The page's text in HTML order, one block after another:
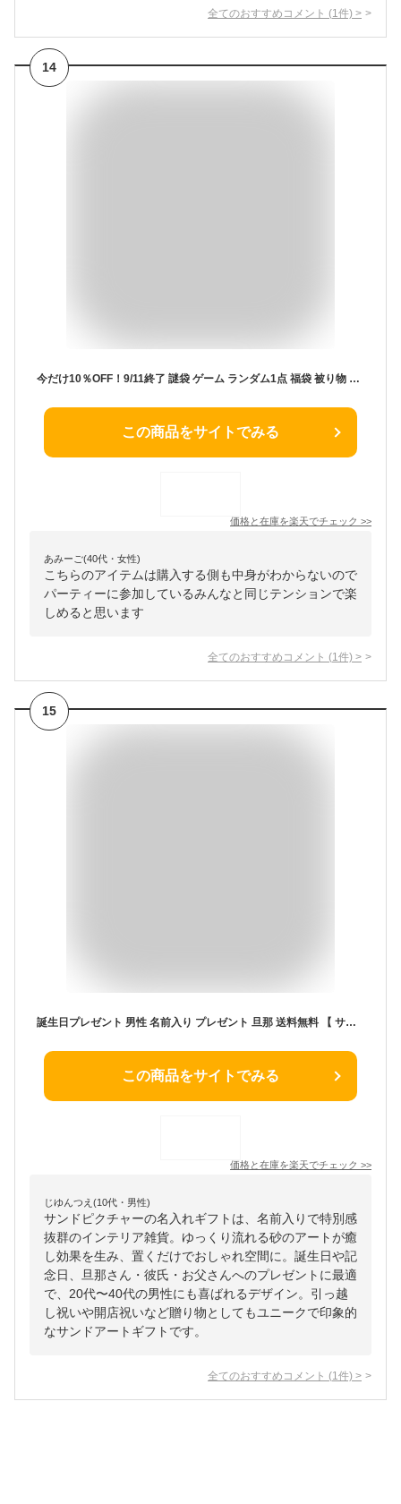
全てのおすすめコメント (1 件) >
14
今だけ10％OFF！9/11終了 謎袋 ゲーム ランダム1点 福袋 被り物 おもしろグッズ コスプレ 衣装 面白い パーティーゲーム ゲーム 宴会ゲーム 誕生日プレゼント 男性 玩具 おもちゃ おもしろ パーティーグッズ ドッキリ グッズ どっきり 悪ふざけ
この商品をサイトでみる
価格と在庫を楽天でチェック >>
あみーご(40代・女性)
こちらのアイテムは購入する側も中身がわからないので
パーティーに参加しているみんなと同じテンションで楽
しめると思います
全てのおすすめコメント (1 件) >
15
誕生日プレゼント 男性 名前入り プレゼント 旦那 送料無料 【 サンドピクチャー 】 名入れ ギフト インテリア 雑貨 おしゃれ 置物 癒し サンドアート 砂絵 名入り 彼氏 記念日 お父さん 誕生日 20代 30代 40代 おもしろ 面白い 引っ越し祝い 開店祝い 贈り物
この商品をサイトでみる
価格と在庫を楽天でチェック >>
じゆんつえ(10代・男性)
サンドピクチャーの名入れギフトは、名前入りで特別感
抜群のインテリア雑貨。ゆっくり流れる砂のアートが癒
し効果を生み、置くだけでおしゃれ空間に。誕生日や記
念日、旦那さん・彼氏・お父さんへのプレゼントに最適
で、20代〜40代の男性にも喜ばれるデザイン。引っ越
し祝いや開店祝いなど贈り物としてもユニークで印象的
なサンドアートギフトです。
全てのおすすめコメント (1 件) >